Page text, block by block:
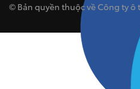
© Bản quyền thuộc về Công ty ô